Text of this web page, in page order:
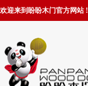
欢迎来到盼盼木门官方网站 !